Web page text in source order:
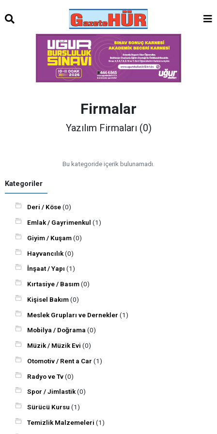
Firmalar
Yazılım Firmaları (0)
Bu kategoride içerik bulunamadı.
Kategoriler
Deri / Köse(0)
Emlak / Gayrimenkul(1)
Giyim / Kuşam(0)
Hayvancılık(0)
İnşaat / Yapı(1)
Kırtasiye / Basım(0)
Kişisel Bakım(0)
Meslek Grupları ve Dernekler(1)
Mobilya / Doğrama(0)
Müzik / Müzik Evi(0)
Otomotiv / Rent a Car(1)
Radyo ve Tv(0)
Spor / Jimlastik(0)
Sürücü Kursu(1)
Temizlik Malzemeleri(1)